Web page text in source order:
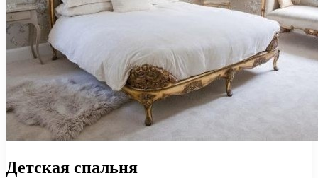
Детская спальня